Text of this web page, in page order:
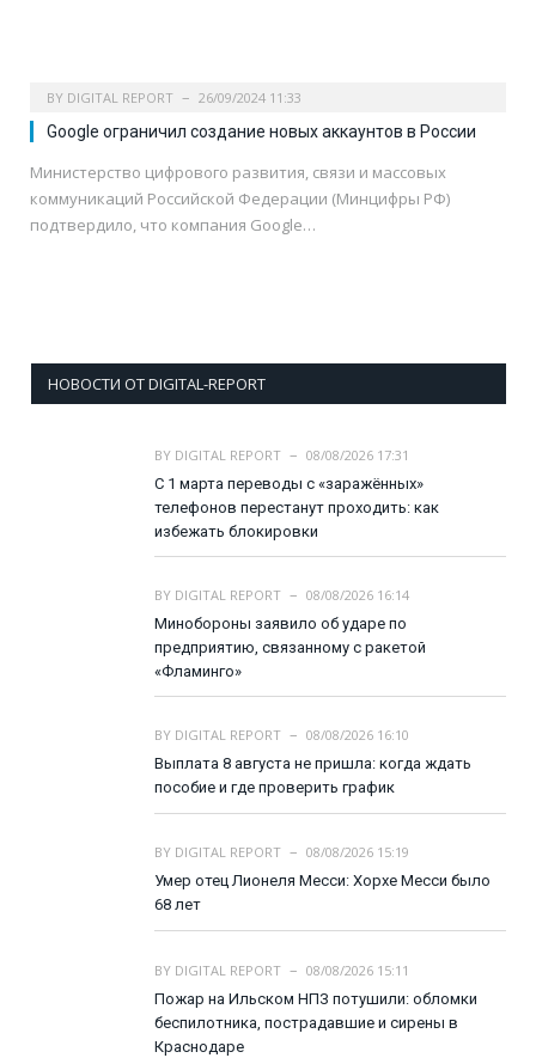
BY DIGITAL REPORT 26/09/2024 11:33
Google ограничил создание новых аккаунтов в России
Министерство цифрового развития, связи и массовых
коммуникаций Российской Федерации (Минцифры РФ)
подтвердило, что компания Google…
НОВОСТИ ОТ DIGITAL-REPORT
BY DIGITAL REPORT
08/08/2026 17:31
С 1 марта переводы с «заражённых»
телефонов перестанут проходить: как
избежать блокировки
BY DIGITAL REPORT
08/08/2026 16:14
Минобороны заявило об ударе по
предприятию, связанному с ракетой
«Фламинго»
BY DIGITAL REPORT
08/08/2026 16:10
Выплата 8 августа не пришла: когда ждать
пособие и где проверить график
BY DIGITAL REPORT
08/08/2026 15:19
Умер отец Лионеля Месси: Хорхе Месси было
68 лет
BY DIGITAL REPORT
08/08/2026 15:11
Пожар на Ильском НПЗ потушили: обломки
беспилотника, пострадавшие и сирены в
Краснодаре